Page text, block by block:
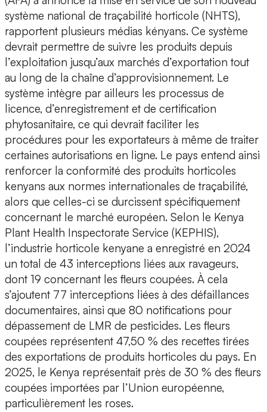
système national de traçabilité horticole (NHTS),
rapportent plusieurs médias kényans. Ce système
devrait permettre de suivre les produits depuis
l’exploitation jusqu’aux marchés d’exportation tout
au long de la chaîne d’approvisionnement. Le
système intègre par ailleurs les processus de
licence, d’enregistrement et de certification
phytosanitaire, ce qui devrait faciliter les
procédures pour les exportateurs à même de traiter
certaines autorisations en ligne. Le pays entend ainsi
renforcer la conformité des produits horticoles
kenyans aux normes internationales de traçabilité,
alors que celles-ci se durcissent spécifiquement
concernant le marché européen. Selon le Kenya
Plant Health Inspectorate Service (KEPHIS),
l’industrie horticole kenyane a enregistré en 2024
un total de 43 interceptions liées aux ravageurs,
dont 19 concernant les fleurs coupées. À cela
s’ajoutent 77 interceptions liées à des défaillances
documentaires, ainsi que 80 notifications pour
dépassement de LMR de pesticides. Les fleurs
coupées représentent 47,50 % des recettes tirées
des exportations de produits horticoles du pays. En
2025, le Kenya représentait près de 30 % des fleurs
coupées importées par l’Union européenne,
particulièrement les roses.